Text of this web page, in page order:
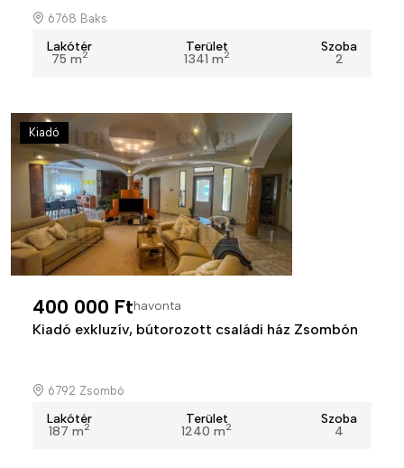
6768 Baks
Lakótér
75 m2
Terület
1341 m2
Szoba
2
Kiadó
400 000 Fthavonta
Kiadó exkluzív, bútorozott családi ház Zsombón
6792 Zsombó
Lakótér
187 m2
Terület
1240 m2
Szoba
4